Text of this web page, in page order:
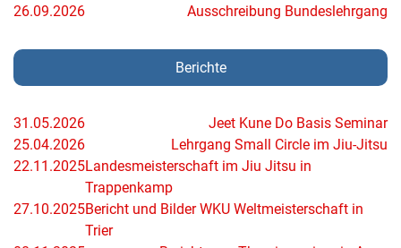
26.09.2026
Ausschreibung Bundeslehrgang
Berichte
31.05.2026
Jeet Kune Do Basis Seminar
25.04.2026
Lehrgang Small Circle im Jiu-Jitsu
22.11.2025Landesmeisterschaft im Jiu Jitsu in
Trappenkamp
27.10.2025Bericht und Bilder WKU Weltmeisterschaft in
Trier